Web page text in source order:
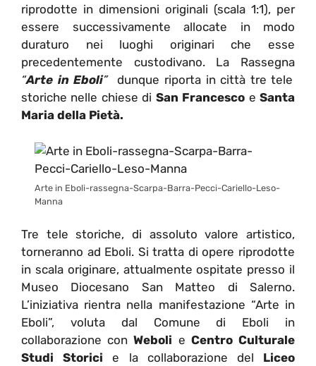
riprodotte in dimensioni originali (scala 1:1), per
essere successivamente allocate in modo
duraturo nei luoghi originari che esse
precedentemente custodivano. La Rassegna
“Arte in Eboli”dunque riporta in città tre tele
storiche nelle chiese di San Francesco eSanta
Maria della Pietà.
Arte in Eboli-rassegna-Scarpa-Barra-Pecci-Cariello-Leso-
Manna
Tre tele storiche, di assoluto valore artistico,
torneranno ad Eboli. Si tratta di opere riprodotte
in scala originare, attualmente ospitate presso il
Museo Diocesano San Matteo di Salerno.
L’iniziativa rientra nella manifestazione “Arte in
Eboli”, voluta dal Comune di Eboli in
collaborazione conWeboli e Centro Culturale
Studi Storicie la collaborazione del Liceo